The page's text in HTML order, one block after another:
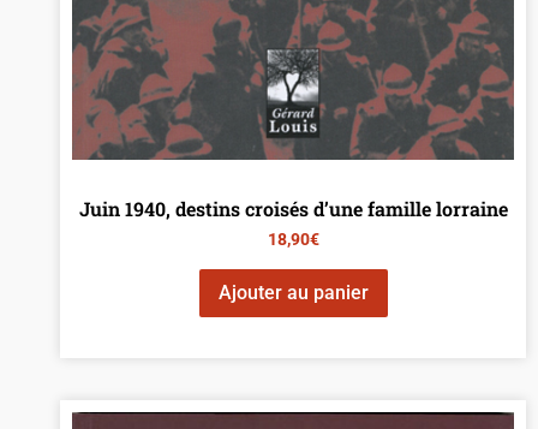
Juin 1940, destins croisés d’une famille lorraine
18,90€
Ajouter au panier